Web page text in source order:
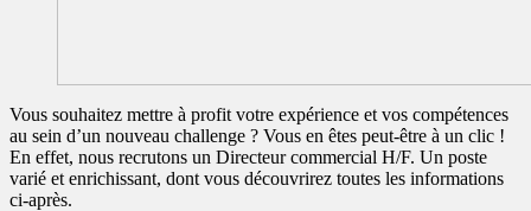
Vous souhaitez mettre à profit votre expérience et vos compétences
au sein d’un nouveau challenge ? Vous en êtes peut-être à un clic !
En effet, nous recrutons un Directeur commercial H/F. Un poste
varié et enrichissant, dont vous découvrirez toutes les informations
ci-après.